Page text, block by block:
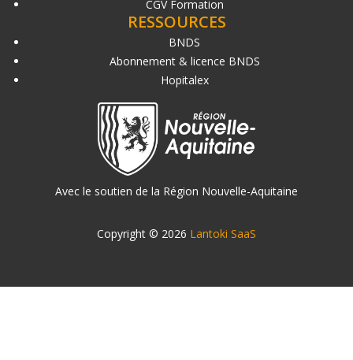
CGV Formation
RESSOURCES
BNDS
Abonnement & licence BNDS
Hopitalex
Avec le soutien de la Région Nouvelle-Aquitaine
Copyright © 2026 Lantoki SaaS